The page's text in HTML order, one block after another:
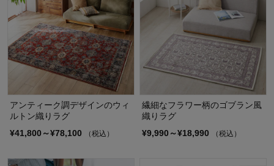
アンティーク調デザインのウィ
ルトン織りラグ
¥41,800～¥78,100
（税込）
繊細なフラワー柄のゴブラン風
織りラグ
¥9,990～¥18,990
（税込）